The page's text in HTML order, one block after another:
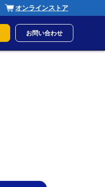
オンラインストア
お問い合わせ